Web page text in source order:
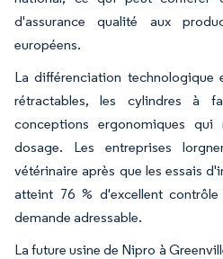
d'assurance qualité aux
européens.
La différenciation technologique
rétractables, les cylindres à
conceptions ergonomiques
dosage. Les entreprises
vétérinaire après que les essais
atteint 76 % d'excellent
demande adressable.
La future usine de Nipro à